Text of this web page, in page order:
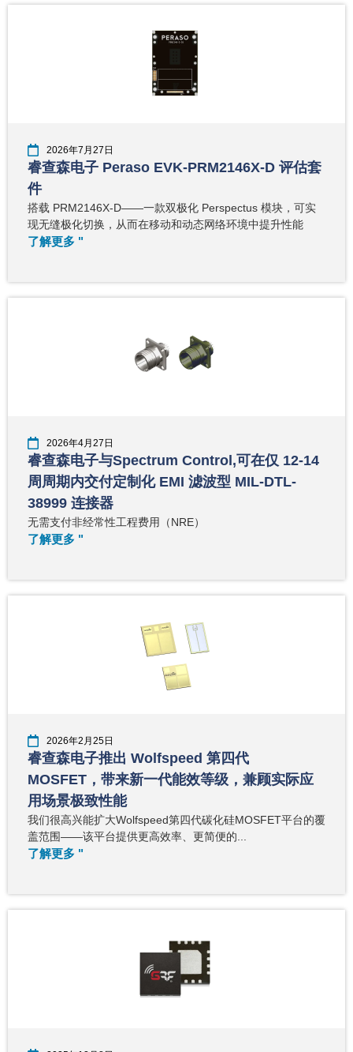
2026年7月27日
睿查森电子 Peraso EVK-PRM2146X-D 评估套
件
搭载 PRM2146X-D——一款双极化 Perspectus 模块，可实
现无缝极化切换，从而在移动和动态网络环境中提升性能
了解更多 "
2026年4月27日
睿查森电子与Spectrum Control,可在仅 12-14
周周期内交付定制化 EMI 滤波型 MIL-DTL-
38999 连接器
无需支付非经常性工程费用（NRE）
了解更多 "
2026年2月25日
睿查森电子推出 Wolfspeed 第四代
MOSFET，带来新一代能效等级，兼顾实际应
用场景极致性能
我们很高兴能扩大Wolfspeed第四代碳化硅MOSFET平台的覆
盖范围——该平台提供更高效率、更简便的...
了解更多 "